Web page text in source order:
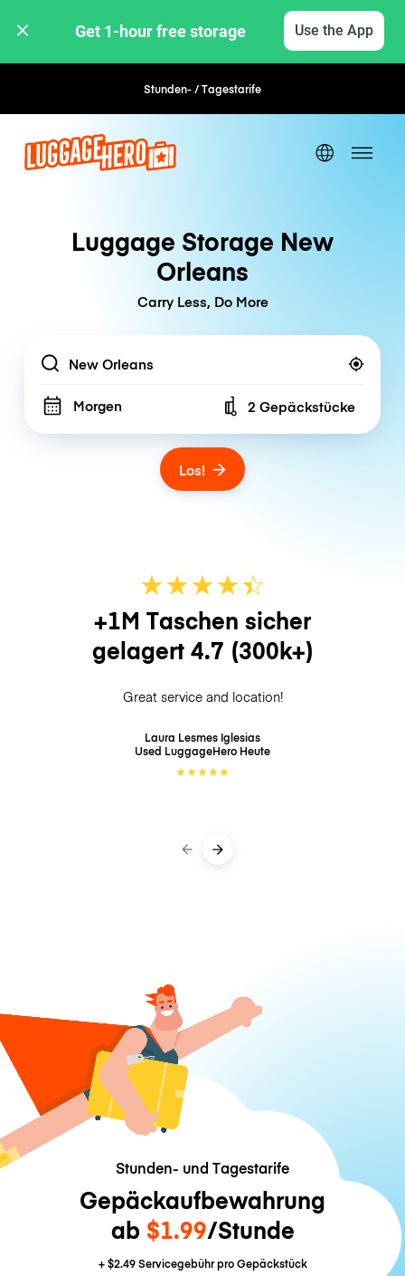
Get 1-hour free storage Use the App
Stunden- / Tagestarife Flexible Buchung
Luggage Storage New
Orleans
Carry Less, Do More
Location
Morgen Number of bags
2 Gepäckstücke
Los!
★★★★☆
★
+1M Taschen sicher
gelagert 4.7 (300k+)
Great service and location!
Laura Lesmes Iglesias
Used LuggageHero Heute
★★★★★
Stunden- und Tagestarife
Gepäckaufbewahrung
ab $1.99/Stunde
+$2.49Servicegebühr pro Gepäckstück